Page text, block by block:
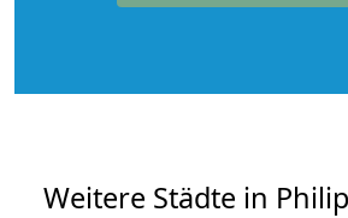
Weitere Städte in